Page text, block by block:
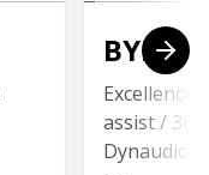
BYD
Excellence
assist /
Dynaudio /